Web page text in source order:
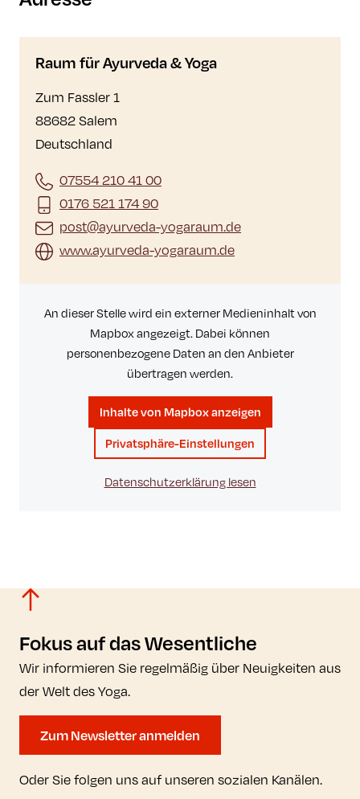
Raum für Ayurveda & Yoga
Zum Fassler 1
88682 Salem
Deutschland
07554 210 41 00
0176 521 174 90
post@ayurveda-yogaraum.de
www.ayurveda-yogaraum.de
An dieser Stelle wird ein externer Medieninhalt von
Mapbox angezeigt. Dabei können
personenbezogene Daten an den Anbieter
übertragen werden.
Inhalte von Mapbox anzeigen
Privatsphäre-Einstellungen
Datenschutzerklärung lesen
Fokus auf das Wesentliche
Wir informieren Sie regelmäßig über Neuigkeiten aus
der Welt des Yoga.
Zum Newsletter anmelden
Oder Sie folgen uns auf unseren sozialen Kanälen.